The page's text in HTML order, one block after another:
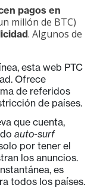
pagos en
millón de BTC)
. Algunos de
esta web PTC
Ofrece
de referidos
de países.
que cuenta,
auto-surf
por tener el
los anuncios.
es
todos los países.